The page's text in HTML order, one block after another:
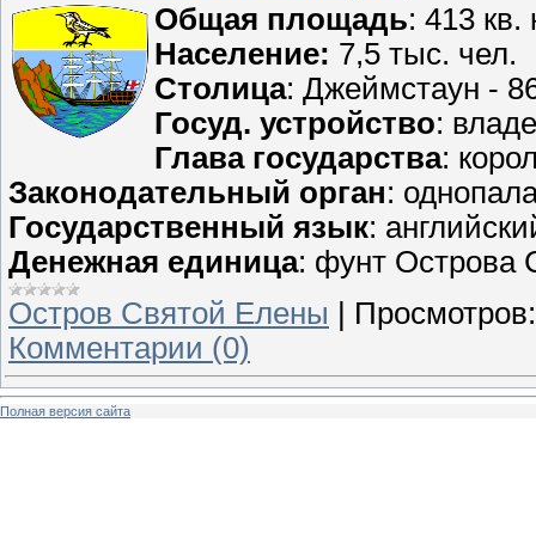
Общая площадь: 413 кв.
Население: 7,5 тыс. чел.
Столица: Джеймстаун -
Госуд. устройство:
Глава государства:
Законодательный орган:
Государственный язык:
Денежная единица: фунт Острова
Остров Святой Елены | Просмотров:
Комментарии (0)
Полная версия сайта